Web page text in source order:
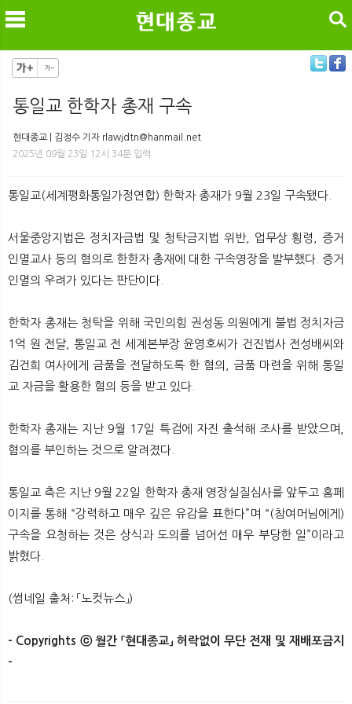
뉴 색
검색
통일교 한학자 총재 구속
현대종교 | 김정수 기자 rlawjdtn@hanmail.net
2025년 09월 23일 12시 34분 입력
통일교(세계평화통일가정연합) 한학자 총재가 9월 23일 구속됐다.
서울중앙지법은 정치자금법 및 청탁금지법 위반, 업무상 횡령, 증거
인멸교사 등의 혐의로 한한자 총재에 대한 구속영장을 발부했다. 증거
인멸의 우려가 있다는 판단이다.
한학자 총재는 청탁을 위해 국민의힘 권성동 의원에게 불법 정치자금
1억 원 전달, 통일교 전 세계본부장 윤영호씨가 건진법사 전성배씨와
김건희 여사에게 금품을 전달하도록 한 혐의, 금품 마련을 위해 통일
교 자금을 활용한 혐의 등을 받고 있다.
한학자 총재는 지난 9월 17일 특검에 자진 출석해 조사를 받았으며,
혐의를 부인하는 것으로 알려졌다.
통일교 측은 지난 9월 22일 한학자 총재 영장실질심사를 앞두고 홈페
이지를 통해 “강력하고 매우 깊은 유감을 표한다”며 “(참여머님에게)
구속을 요청하는 것은 상식과 도의를 넘어선 매우 부당한 일”이라고
밝혔다.
(썸네일 출처: 「노컷뉴스」)
​- Copyrights ⓒ 월간 「현대종교」 허락없이 무단 전재 및 재배포금지
-​